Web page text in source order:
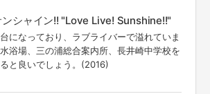
ンシャイン!! "Love Live! Sunshine!!"
になっており、ラブライバーで溢れていま
浴場、三の浦総合案内所、長井崎中学校を
と良いでしょう。(2016)